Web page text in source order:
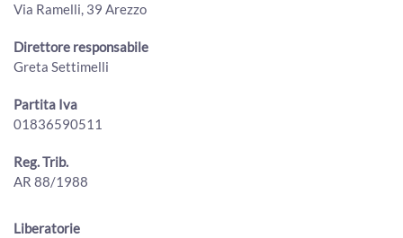
Via Ramelli, 39 Arezzo
Direttore responsabile
Greta Settimelli
Partita Iva
01836590511
Reg. Trib.
AR 88/1988
Liberatorie